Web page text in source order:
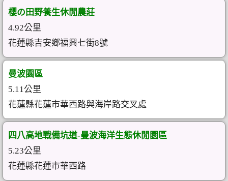
櫻の田野養生休閒農莊
4.92公里
花蓮縣吉安鄉福興七街8號
曼波園區
5.11公里
花蓮縣花蓮市華西路與海岸路交叉處
四八高地戰備坑道-曼波海洋生態休閒園區
5.23公里
花蓮縣花蓮市華西路